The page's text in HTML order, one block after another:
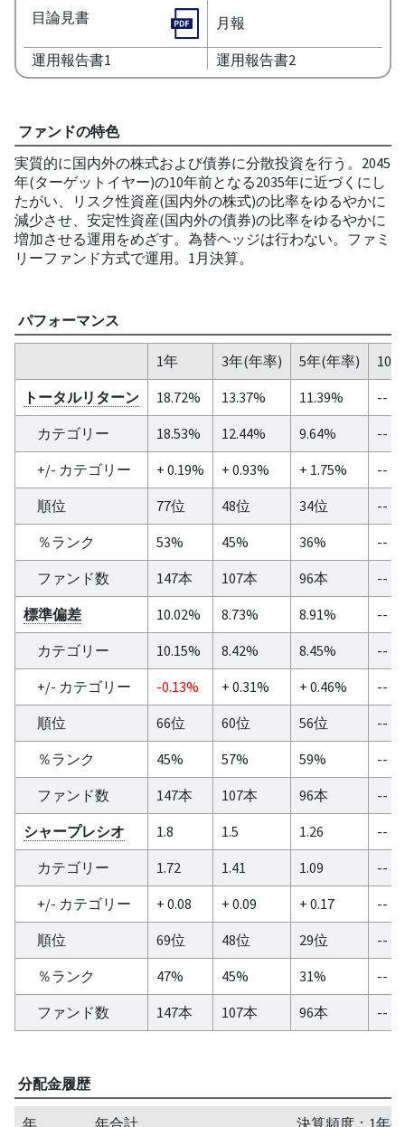
目論見書
月報
運用報告書1 運用報告書2
ファンドの特色
実質的に国内外の株式および債券に分散投資を行う。2045
年(ターゲットイヤー)の10年前となる2035年に近づくにし
たがい、リスク性資産(国内外の株式)の比率をゆるやかに
減少させ、安定性資産(国内外の債券)の比率をゆるやかに
増加させる運用をめざす。為替ヘッジは行わない。ファミ
リーファンド方式で運用。1月決算。
パフォーマンス
1年 3年(年率) 5年(年率)
10
トータルリターン
18.72% 13.37% 11.39%
--
カテゴリー
18.53% 12.44% 9.64%
--
+/- カテゴリー
+ 0.19% + 0.93% + 1.75%
--
順位
77位 48位 34位
--
％ランク
53% 45% 36%
--
ファンド数
147本 107本 96本
--
標準偏差
10.02% 8.73% 8.91%
--
カテゴリー
10.15% 8.42% 8.45%
--
+/- カテゴリー
-0.13% + 0.31% + 0.46%
--
順位
66位 60位 56位
--
％ランク
45% 57% 59%
--
ファンド数
147本 107本 96本
--
シャープレシオ
1.8 1.5 1.26
--
カテゴリー
1.72 1.41 1.09
--
+/- カテゴリー
+ 0.08 + 0.09 + 0.17
--
順位
69位 48位 29位
--
％ランク
47% 45% 31%
--
ファンド数
147本 107本 96本 --
分配金履歴
年 年合計 決算頻度：1年